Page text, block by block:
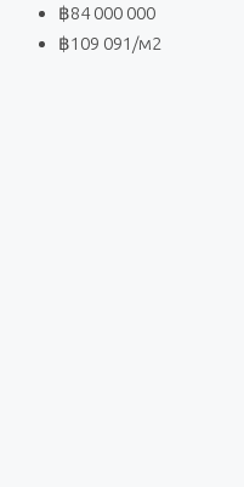
฿84 000 000
฿109 091 /м2